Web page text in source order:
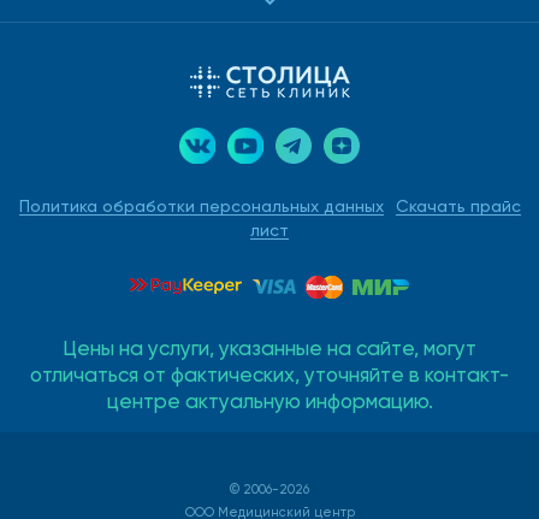
Политика обработки персональных данных
Скачать прайс
лист
Цены на услуги, указанные на сайте, могут
отличаться от фактических, уточняйте в контакт-
центре актуальную информацию.
© 2006-2026
ООО Медицинский центр